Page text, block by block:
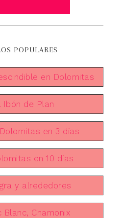
POPULARES
en Dolomitas
Ibón de Plan
en 3 días
en 10 días
y alrededores
Blanc, Chamonix